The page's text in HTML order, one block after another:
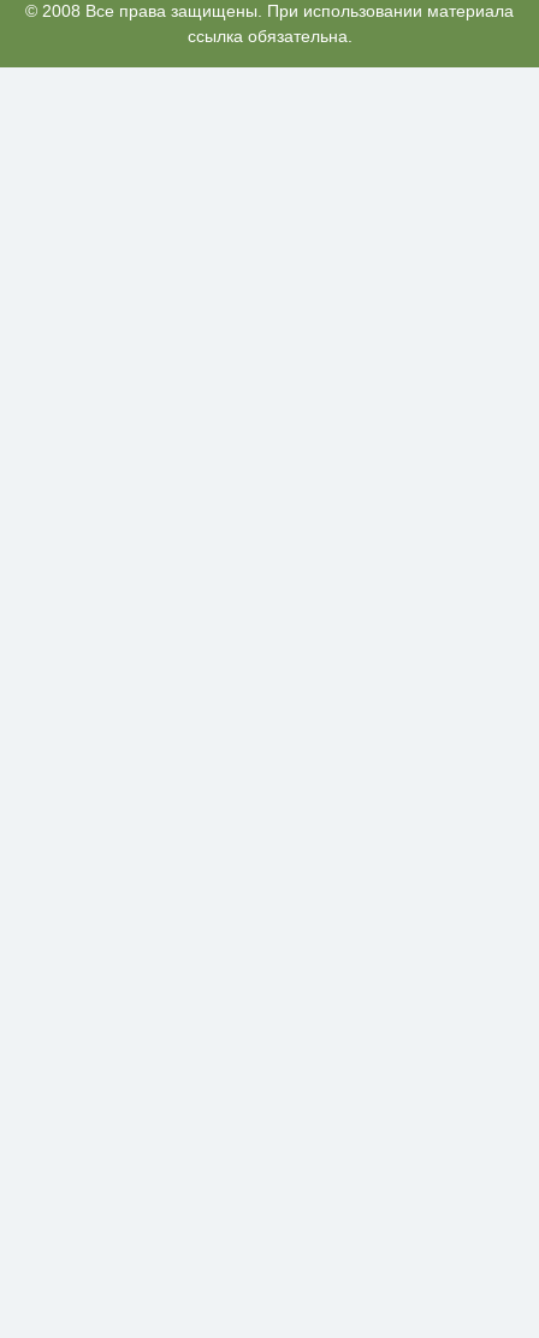
© 2008 Все права защищены. При использовании материала
ссылка обязательна.
i
Рак начинается не с боли:
онколог назвал первый «тихий»
признак болезни